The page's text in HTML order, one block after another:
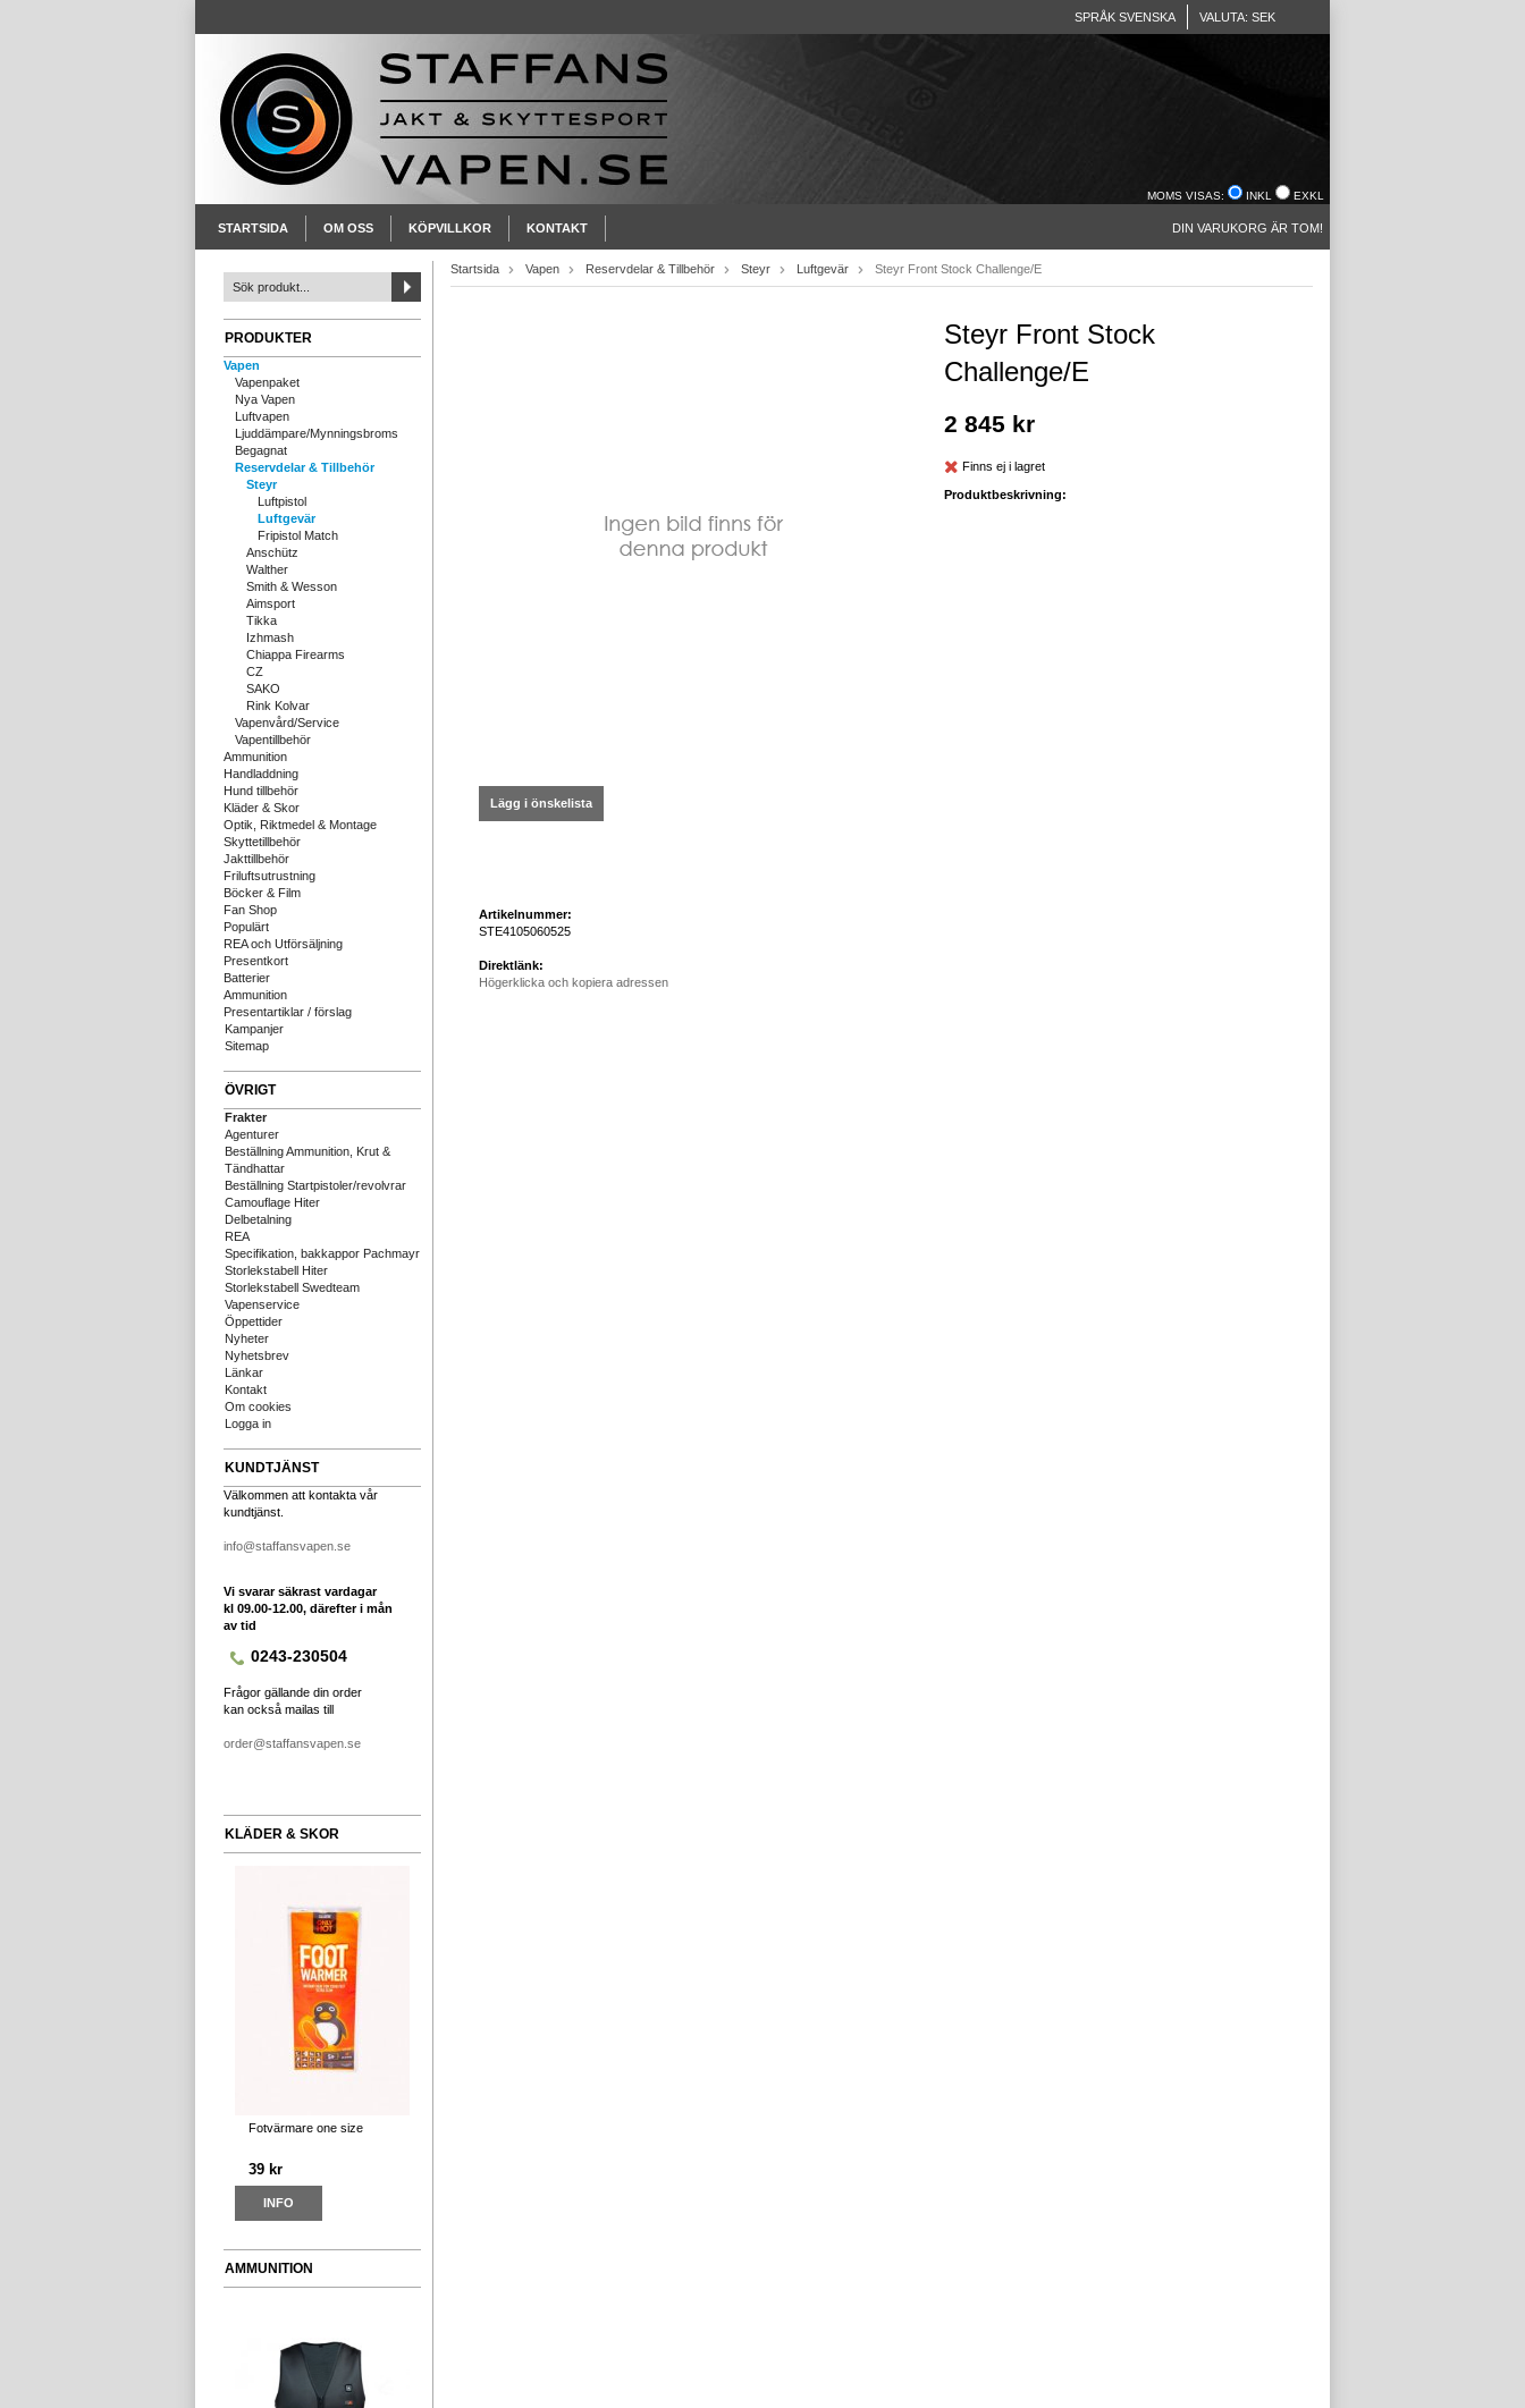
SPRÅK SVENSKA VALUTA: SEK
MOMS VISAS: INKL EXKL
STARTSIDA OM OSS KÖPVILLKOR KONTAKT DIN VARUKORG ÄR TOM!
PRODUKTER
Vapen
Vapenpaket
Nya Vapen
Luftvapen
Ljuddämpare/Mynningsbroms
Begagnat
Reservdelar & Tillbehör
Steyr
Luftpistol
Luftgevär
Fripistol Match
Anschütz
Walther
Smith & Wesson
Aimsport
Tikka
Izhmash
Chiappa Firearms
CZ
SAKO
Rink Kolvar
Vapenvård/Service
Vapentillbehör
Ammunition
Handladdning
Hund tillbehör
Kläder & Skor
Optik, Riktmedel & Montage
Skyttetillbehör
Jakttillbehör
Friluftsutrustning
Böcker & Film
Fan Shop
Populärt
REA och Utförsäljning
Presentkort
Batterier
Ammunition
Presentartiklar / förslag
Kampanjer
Sitemap
ÖVRIGT
Frakter
Agenturer
Beställning Ammunition, Krut &
Tändhattar
Beställning Startpistoler/revolvrar
Camouflage Hiter
Delbetalning
REA
Specifikation, bakkappor Pachmayr
Storlekstabell Hiter
Storlekstabell Swedteam
Vapenservice
Öppettider
Nyheter
Nyhetsbrev
Länkar
Kontakt
Om cookies
Logga in
KUNDTJÄNST
Välkommen att kontakta vår
kundtjänst.
info@staffansvapen.se
Vi svarar säkrast vardagar
kl 09.00-12.00, därefter i mån
av tid
0243-230504
Frågor gällande din order
kan också mailas till
order@staffansvapen.se
KLÄDER & SKOR
Fotvärmare one size
39 kr
INFO
AMMUNITION
Startsida Vapen Reservdelar & Tillbehör Steyr Luftgevär Steyr Front Stock Challenge/E
Lägg i önskelista
Artikelnummer:
STE4105060525
Direktlänk:
Högerklicka och kopiera adressen
Steyr Front Stock
Challenge/E
2 845 kr
Finns ej i lagret
Produktbeskrivning: